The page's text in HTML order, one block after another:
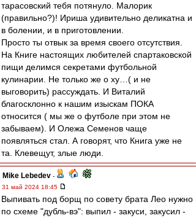
тарасовский тебя потянуло. Малорик
(правильно?)! Ириша удивительно деликатна и
в болении, и в приготовлении.
Просто ты отвык за время своего отсутствия.
На Книге настоящих любителей спартаковской
пищи делимся секретами футбольной
кулинарии. Не только же о ху…( и не
выговорить) рассуждать. И Виталий
благосклонно к нашим изыскам ПОКА
относится ( мы же о футболе при этом не
забываем). И Олежа Семенов чаще
появляться стал. А говорят, что Книга уже не
та. Клевещут, злые люди.
Mike Lebedev -
31 май 2024 18:45
Выпивать под борщ по совету брата Лео нужно
по схеме "дубль-вэ": выпил - закуси, закусил -